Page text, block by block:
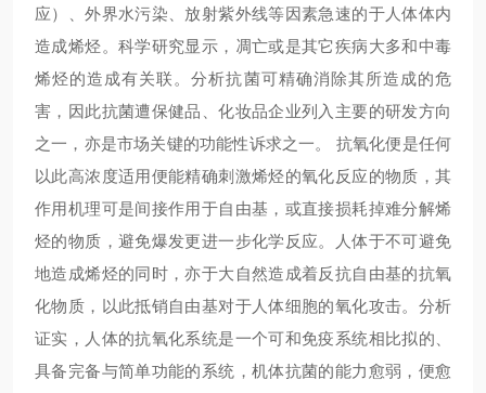
应）、外界水污染、放射紫外线等因素急速的于人体体内
造成烯烃。科学研究显示，凋亡或是其它疾病大多和中毒
烯烃的造成有关联。分析抗菌可精确消除其所造成的危
害，因此抗菌遭保健品、化妆品企业列入主要的研发方向
之一，亦是市场关键的功能性诉求之一。 抗氧化便是任何
以此高浓度适用便能精确刺激烯烃的氧化反应的物质，其
作用机理可是间接作用于自由基，或直接损耗掉难分解烯
烃的物质，避免爆发更进一步化学反应。人体于不可避免
地造成烯烃的同时，亦于大自然造成着反抗自由基的抗氧
化物质，以此抵销自由基对于人体细胞的氧化攻击。分析
证实，人体的抗氧化系统是一个可和免疫系统相比拟的、
具备完备与简单功能的系统，机体抗菌的能力愈弱，便愈